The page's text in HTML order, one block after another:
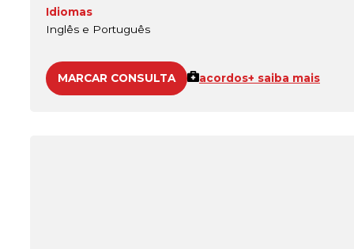
Idiomas
Inglês e Português
MARCAR CONSULTA acordos+ saiba mais